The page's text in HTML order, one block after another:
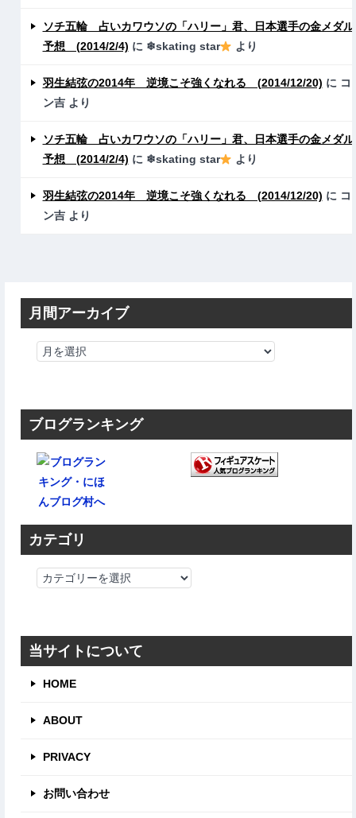
ソチ五輪 占いカワウソの「ハリー」君、日本選手の金メダル
予想 (2014/2/4) に ❄skating star より
羽生結弦の2014年 逆境こそ強くなれる (2014/12/20) に コ
ン吉より
ソチ五輪 占いカワウソの「ハリー」君、日本選手の金メダル
予想 (2014/2/4) に ❄skating star より
羽生結弦の2014年 逆境こそ強くなれる (2014/12/20) に コ
ン吉より
月間アーカイブ
ブログランキング
カテゴリ
カ
リ
当サイトについて
HOME
ABOUT
PRIVACY
お問い合わせ